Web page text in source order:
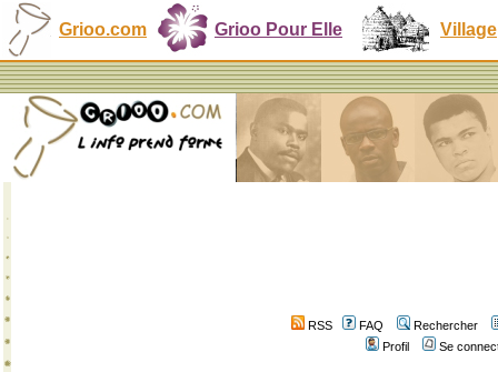
Grioo.com Grioo Pour Elle Village
RSS FAQ
Rechercher
Profil
Se